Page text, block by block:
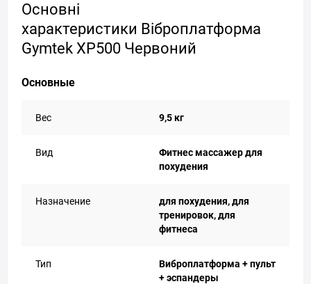
Основні
характеристики Віброплатформа
Gymtek XP500 Червоний
Основные
Вес 9,5 кг
Вид
Фитнес массажер для
похудения
Назначение
для похудения, для
тренировок, для
фитнеса
Тип
Виброплатформа + пульт
+ эспандеры